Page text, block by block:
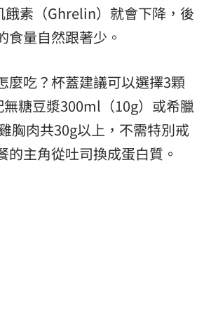
餓素（Ghrelin）就會下降，後
食量自然跟著少。
麼吃？杯蓋建議可以選擇3顆
糖豆漿300ml（10g）或希臘
胸肉共30g以上，不需特別戒
的主角從吐司換成蛋白質。